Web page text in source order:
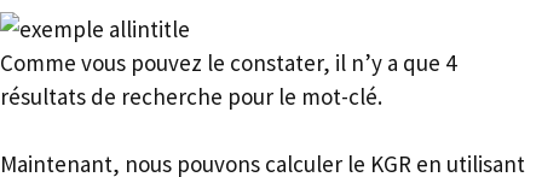
Comme vous pouvez le constater, il n’y a que 4
résultats de recherche pour le mot-clé.
Maintenant, nous pouvons calculer le KGR en utilisant